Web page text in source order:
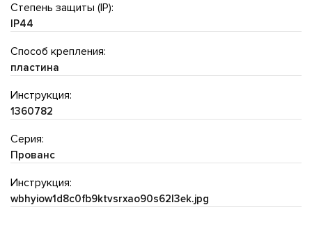
Степень защиты (IP):
IP44
Способ крепления:
пластина
Инструкция:
1360782
Серия:
Прованс
Инструкция:
wbhyiow1d8c0fb9ktvsrxao90s62l3ek.jpg